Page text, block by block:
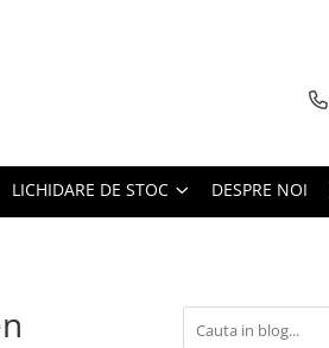
LICHIDARE DE STOC DESPRE NOI